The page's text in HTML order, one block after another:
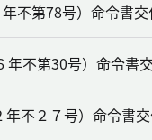
不第78号）命令書
年不第30号）命令書
年不２７号）命令書